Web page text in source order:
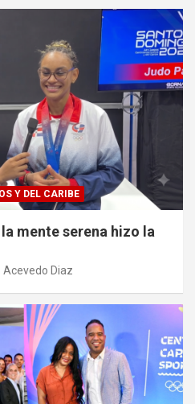
Y DEL CARIBE
mente serena hizo la
Acevedo Diaz